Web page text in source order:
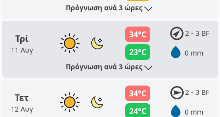
Πρόγνωση ανά 3 ώρες
Τρί
11 Αυγ
34°C
23°C
2 - 3 BF
0 mm
Πρόγνωση ανά 3 ώρες
Τετ
12 Αυγ
34°C
24°C
2 - 3 BF
0 mm